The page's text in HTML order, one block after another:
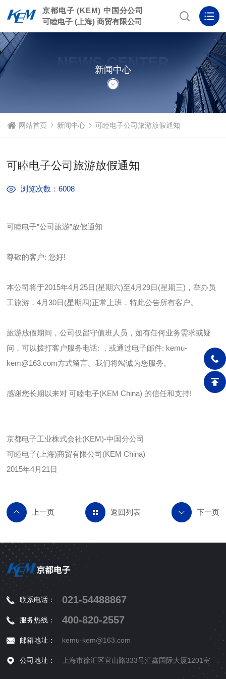
京都电子 (KEM) 中国分公司
可睦电子 (上海) 商贸有限公司
NEWS CENTER
新闻中心
网站首页 新闻中心 可睦电子公司旅游放假通知
可睦电子公司旅游放假通知
浏览次数：6008
可睦电子”公司旅游”放假通知
尊敬的客户: 您好!
本公司将于2015年4月25日(星期六)至4月29日(星期三)，举办员
工旅游，4月30日(星期四)正常上班，特此公告所有客户。
旅游放假期间，公司仅留守值班人员，如有任何业务需求或疑
问，可以拨打客户服务电话: ，或通过电子邮件: kemu-
kem@163.com方式留言。我们将竭诚为您服务。
感谢您长期以来对 可睦电子(KEM China) 的信任和支持!
京都电子工业株式会社(KEM)-中国分公司
可睦电子(上海)商贸有限公司(KEM China)
2015年4月21日
返回列表
联系电话： 021-54488867
服务热线： 400-820-2557
邮箱地址： kemu-kem@163.com
公司地址： 上海市徐汇区宜山路333号汇鑫国际大厦1201室